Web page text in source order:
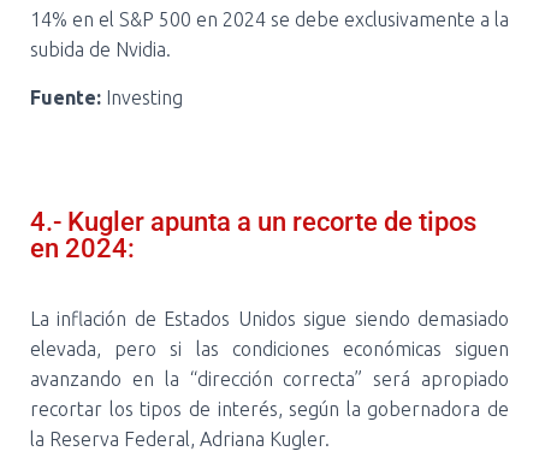
14% en el S&P 500 en 2024 se debe exclusivamente a la
subida de Nvidia.
Fuente: Investing
4.- Kugler apunta a un recorte de tipos
en 2024:
La inflación de Estados Unidos sigue siendo demasiado
elevada, pero si las condiciones económicas siguen
avanzando en la “dirección correcta” será apropiado
recortar los tipos de interés, según la gobernadora de
la Reserva Federal, Adriana Kugler.